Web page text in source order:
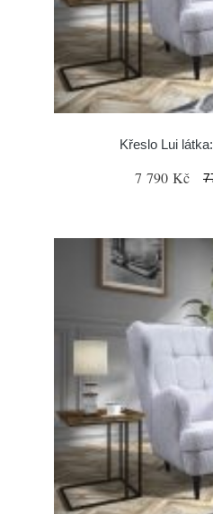
Křeslo Lui
7 790 Kč